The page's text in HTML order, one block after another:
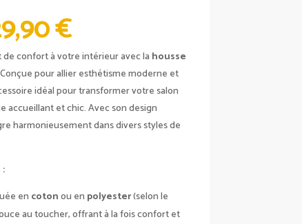
€PLAGE
DE
PRIX :
24,90 €
À
29,90 €
confort à votre intérieur avec la housse
pour allier esthétisme moderne et
idéal pour transformer votre salon
accueillant et chic. Avec son design
harmonieusement dans divers styles de
en cotonou en polyester(selon le
au toucher, offrant à la fois confort et